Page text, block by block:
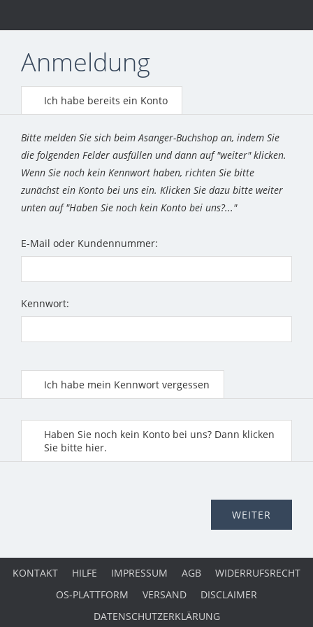
Anmeldung
Ich habe bereits ein Konto
Bitte melden Sie sich beim Asanger-Buchshop an, indem Sie
die folgenden Felder ausfüllen und dann auf "weiter" klicken.
Wenn Sie noch kein Kennwort haben, richten Sie bitte
zunächst ein Konto bei uns ein. Klicken Sie dazu bitte weiter
unten auf "Haben Sie noch kein Konto bei uns?..."
E-Mail oder Kundennummer:
Kennwort:
Ich habe mein Kennwort vergessen
Haben Sie noch kein Konto bei uns? Dann klicken
Sie bitte hier.
KONTAKT HILFE IMPRESSUM AGB
WIDERRUFSRECHT
OS-PLATTFORM
VERSAND
DISCLAIMER
DATENSCHUTZERKLÄRUNG